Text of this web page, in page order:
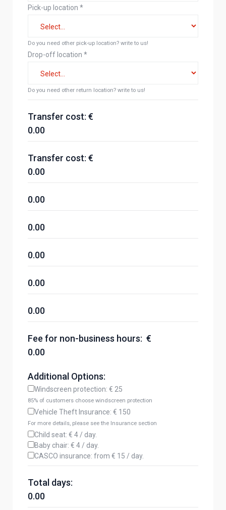
Pick-up location *
Do you need other pick-up location? write to us!
Drop-off location *
Do you need other return location? write to us!
Transfer cost: €
0.00
Transfer cost: €
0.00
0.00
0.00
0.00
0.00
0.00
Fee for non-business hours: €
0.00
Additional Options:
Windscreen protection: € 25
85% of customers choose windscreen protection
Vehicle Theft Insurance: € 150
For more details, please see the Insurance section
Child seat: € 4 / day.
Baby chair: € 4 / day.
CASCO insurance: from € 15 / day.
Total days:
0.00